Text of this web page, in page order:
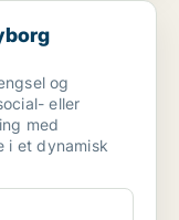
og arrest
og
eller
med
i et dynamisk